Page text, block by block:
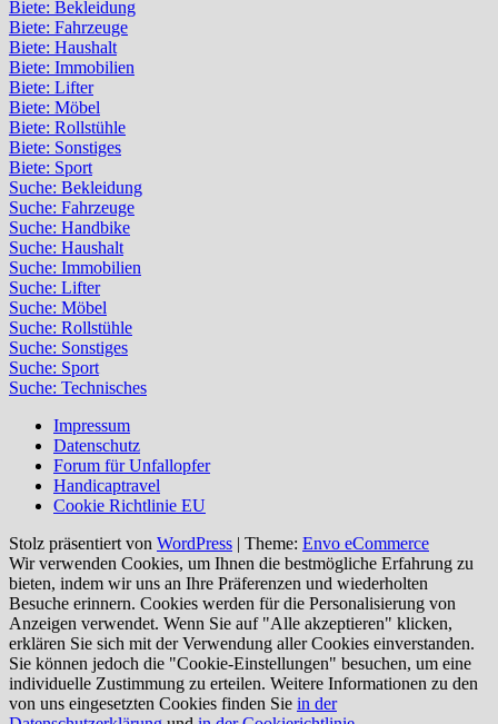
Biete: Bekleidung
Biete: Fahrzeuge
Biete: Haushalt
Biete: Immobilien
Biete: Lifter
Biete: Möbel
Biete: Rollstühle
Biete: Sonstiges
Biete: Sport
Suche: Bekleidung
Suche: Fahrzeuge
Suche: Handbike
Suche: Haushalt
Suche: Immobilien
Suche: Lifter
Suche: Möbel
Suche: Rollstühle
Suche: Sonstiges
Suche: Sport
Suche: Technisches
Impressum
Datenschutz
Forum für Unfallopfer
Handicaptravel
Cookie Richtlinie EU
Stolz präsentiert von WordPress | Theme: Envo eCommerce
Wir verwenden Cookies, um Ihnen die bestmögliche Erfahrung zu
bieten, indem wir uns an Ihre Präferenzen und wiederholten
Besuche erinnern. Cookies werden für die Personalisierung von
Anzeigen verwendet. Wenn Sie auf "Alle akzeptieren" klicken,
erklären Sie sich mit der Verwendung aller Cookies einverstanden.
Sie können jedoch die "Cookie-Einstellungen" besuchen, um eine
individuelle Zustimmung zu erteilen. Weitere Informationen zu den
von uns eingesetzten Cookies finden Sie in der